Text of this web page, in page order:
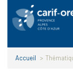
Accueil >
Panneau de gestion